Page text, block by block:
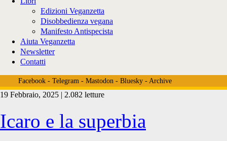
Edizioni Veganzetta
Disobbedienza vegana
Manifesto Antispecista
Aiuta Veganzetta
Newsletter
Contatti
Facebook- Telegram- Mastodon- Bluesky- Archive
Tag:
19 Febbraio, 2025 | 2.082 letture
Icaro e la superbia